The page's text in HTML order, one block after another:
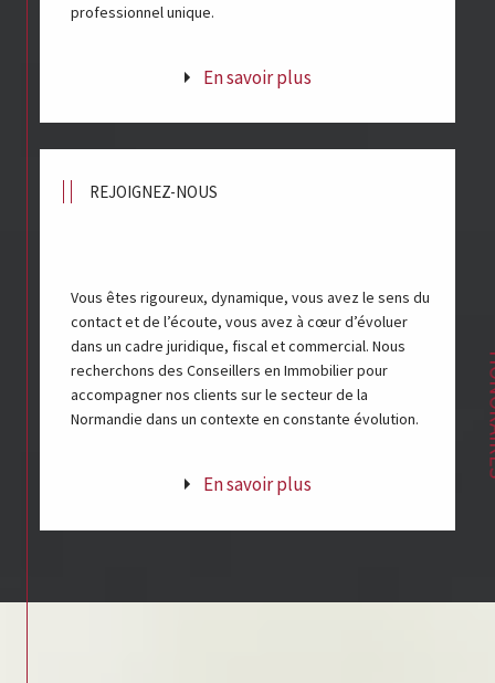
professionnel unique.
En savoir plus
REJOIGNEZ-NOUS
Vous êtes rigoureux, dynamique, vous avez le sens du
contact et de l’écoute, vous avez à cœur d’évoluer
dans un cadre juridique, fiscal et commercial. Nous
recherchons des Conseillers en Immobilier pour
accompagner nos clients sur le secteur de la
Normandie dans un contexte en constante évolution.
En savoir plus